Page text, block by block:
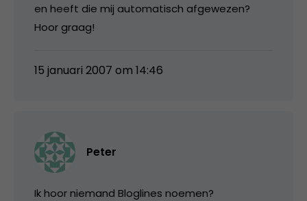
en heeft die mij automatisch afgewezen?
Hoor graag!
15 januari 2007 om 14:46
Peter
Ik hoor niemand Bloglines noemen?